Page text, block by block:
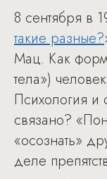
8 сентября в
такие разные?
Мац. Как
тела»)
Психология и
связано?
«осознать»
деле